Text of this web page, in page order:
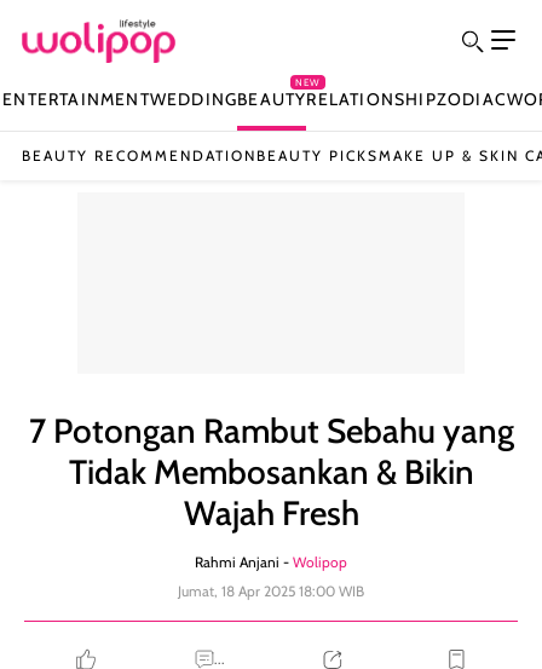
ENTERTAINMENTWEDDINGBEAUTY
NEW
RELATIONSHIPZODIAC
BEAUTY RECOMMENDATION BEAUTY PICKSMAKE UP & SKIN
7 Potongan Rambut Sebahu yang
Tidak Membosankan & Bikin
Wajah Fresh
Rahmi Anjani - Wolipop
Jumat, 18 Apr 2025 18:00 WIB
...